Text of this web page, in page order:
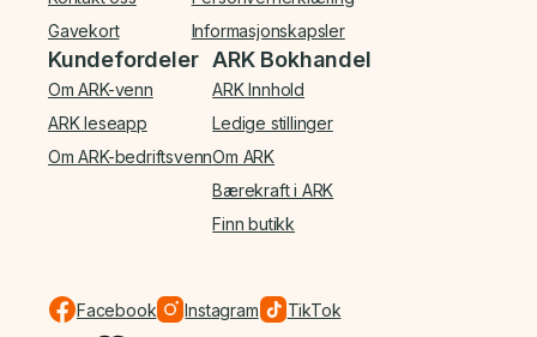
Gavekort
Informasjonskapsler
Kundefordeler
Om ARK-venn
ARK leseapp
Om ARK-bedriftsvenn
ARK Bokhandel
ARK Innhold
Ledige stillinger
Om ARK
Bærekraft i ARK
Finn butikk
Facebook Instagram TikTok